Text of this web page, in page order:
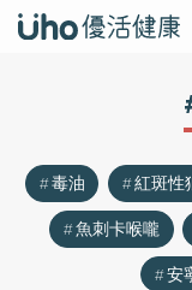
毒油 紅斑性
魚刺卡喉嚨
安